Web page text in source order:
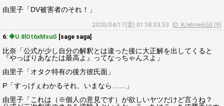
由里子「DV被害者のそれ！」
2020/04/17(金) 01:58:03.53
ID: K/e6nw6G0 (9)
6: ◆U.8lOt6xMsuG [sage saga]
比奈「公式が少し自分の解釈とは違った後に大正解を出してくると
『やっぱりあなたは最高よ』ってなっちゃんスよ」
由里子「オタク特有の後方彼氏面」
P「すっげぇわかるそれ、いまなら……」
由里子「これは（※個人の意見です）が欲しいヤツだけど言うね？